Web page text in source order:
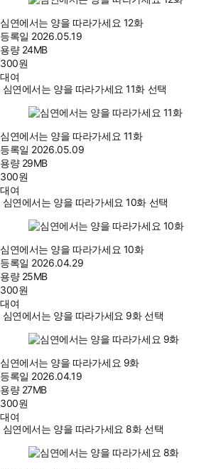
심연에서는 양을 따라가세요 12화
등록일 2026.05.19
용량 24MB
300원
대여
심연에서는 양을 따라가세요 11화 선택
심연에서는 양을 따라가세요 11화
등록일 2026.05.09
용량 29MB
300원
대여
심연에서는 양을 따라가세요 10화 선택
심연에서는 양을 따라가세요 10화
등록일 2026.04.29
용량 25MB
300원
대여
심연에서는 양을 따라가세요 9화 선택
심연에서는 양을 따라가세요 9화
등록일 2026.04.19
용량 27MB
300원
대여
심연에서는 양을 따라가세요 8화 선택